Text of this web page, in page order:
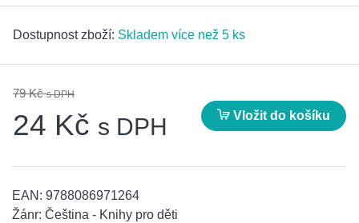
Dostupnost zboží: Skladem více než 5 ks
79 Kčs DPH
24 Kč s DPH Vložit do košíku
EAN: 9788086971264
Žánr: Čeština - Knihy pro děti